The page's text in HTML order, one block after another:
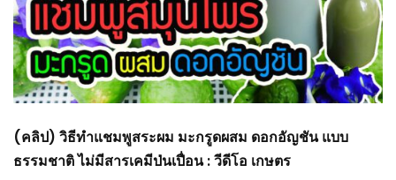
(คลิป) วิธีทำแชมพูสระผม มะกรูดผสม ดอกอัญชัน แบบ
ธรรมชาติ ไม่มีสารเคมีป่นเปื่อน : วีดีโอ เกษตร